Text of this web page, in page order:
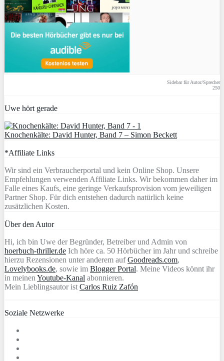
Sidebar für Autor/Sprecher
250
Uwe hört gerade
Knochenkälte: David Hunter, Band 7 – Simon Beckett
*Affiliate Links
Wir sind ein Verbraucherportal und kein Online Shop. Unsere
Empfehlungen verwenden Affiliate Links. Wir bekommen daher im
Falle eines Kaufs, eine geringe Verkaufsprovision vom jeweiligen
Partner Shop. Für dich entstehen dadurch natürlich keine
zusätzlichen Kosten.
Über den Autor
Hi, ich bin Uwe der Begründer, Betreiber und Admin von
hoerbuch-thriller.de Ich höre ca. 50 Hörbücher im Jahr und schreibe
hierzu Rezensionen unter anderem aufGoodreads.com,
Lovelybooks.de, sowie im Blogger Portal. Meine Videos könnt ihr
in meinen Youtube-Kanal abonnieren.
Mein Lieblingsautor ist Carlos Ruiz Zafón
Soziale Netzwerke